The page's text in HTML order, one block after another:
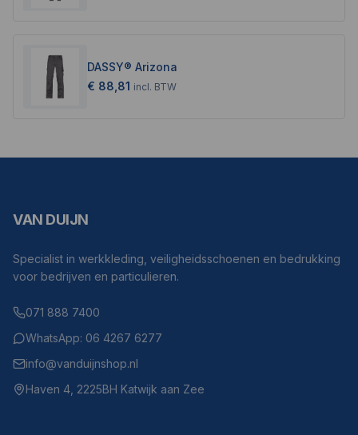
DASSY® Arizona
€ 88,81 incl. BTW
VAN DUIJN
Specialist in werkkleding, veiligheidsschoenen en bedrukking
voor bedrijven en particulieren.
071 888 7400
WhatsApp: 06 4267 6277
info@vanduijnshop.nl
Haven 4, 2225BH Katwijk aan Zee